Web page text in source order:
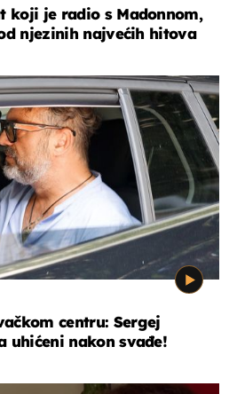
koji je radio s Madonnom,
njezinih najvećih hitova
centru: Sergej
uhićeni nakon svađe!